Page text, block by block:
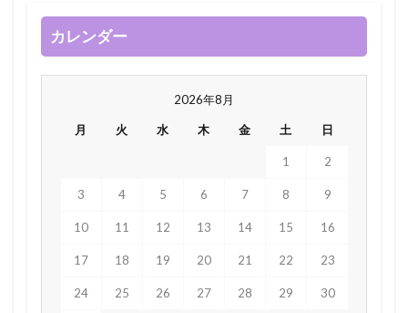
カレンダー
2026年8月
月 火 水 木 金 土 日
1 2
3 4 5 6 7 8 9
10 11 12 13 14 15 16
17 18 19 20 21 22 23
24 25 26 27 28 29 30